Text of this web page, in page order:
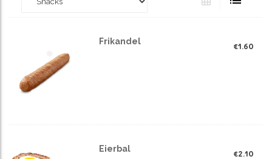
Frikandel
€1.60
Eierbal
€2.10